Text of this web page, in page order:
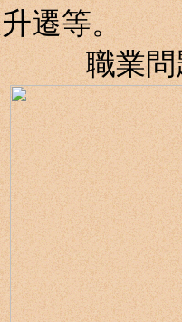
遷等。
職業